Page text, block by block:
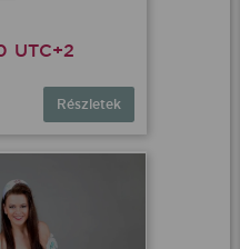
UTC+2
Részletek